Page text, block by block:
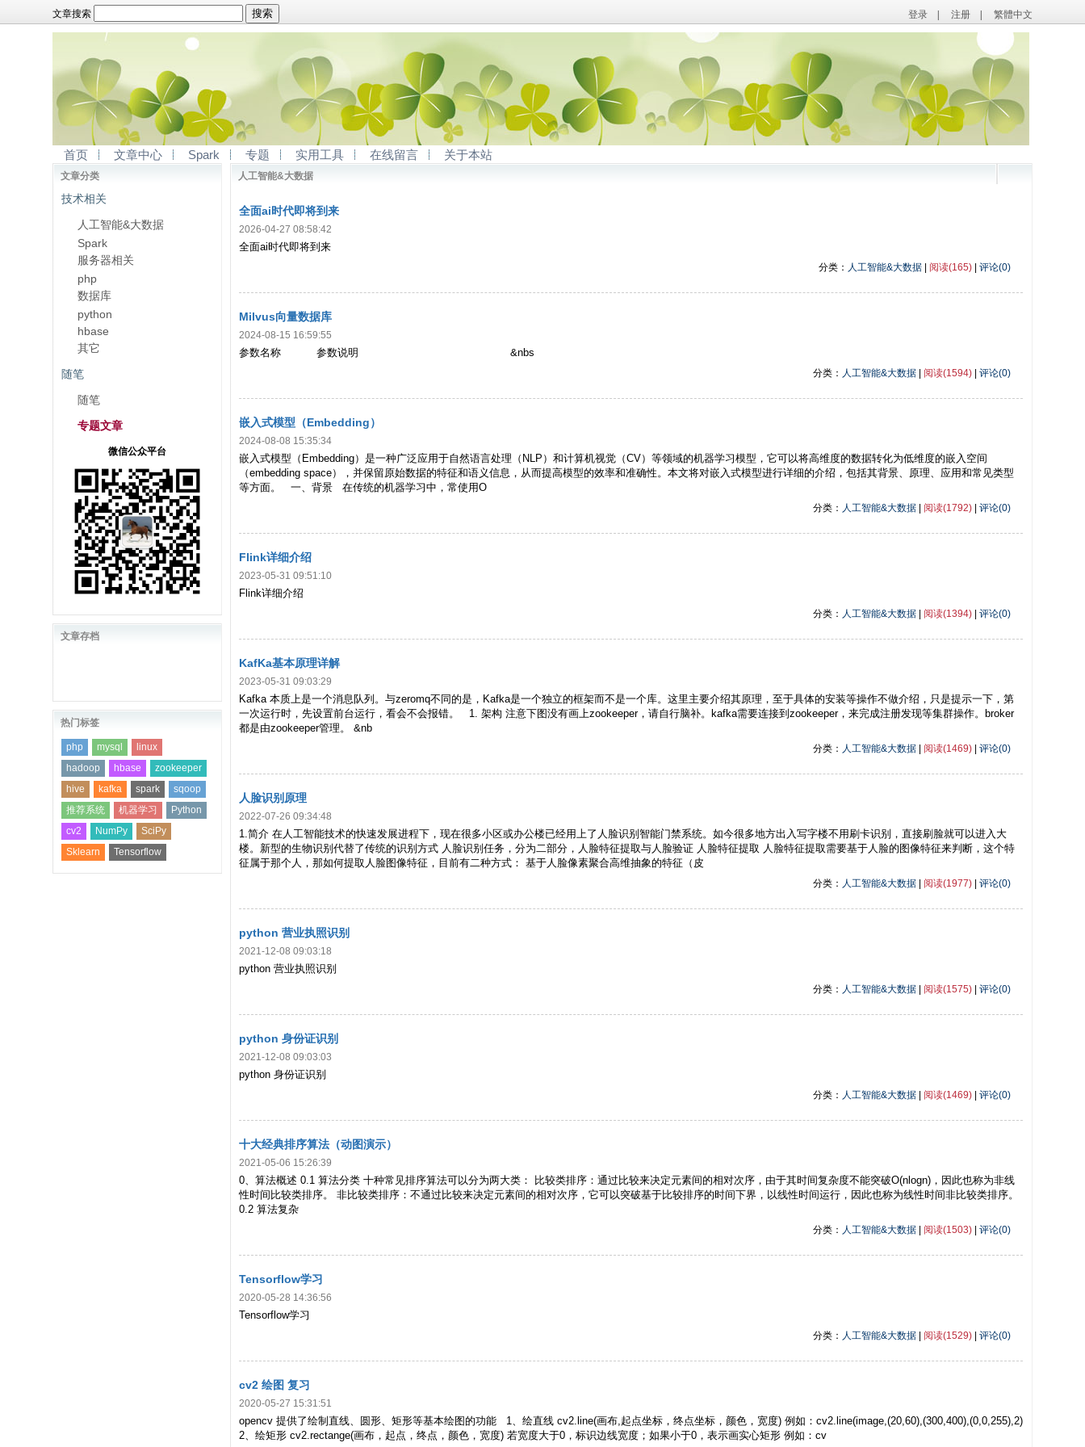
文章搜索 登录 注册 繁體中文
首页 文章中心 Spark 专题 实用工具 在线留言 关于本站
文章分类
技术相关
人工智能&大数据
Spark
服务器相关
php
数据库
python
hbase
其它
随笔
随笔
专题文章
微信公众平台
文章存档
热门标签
php mysql
linux
hadoop
hbase
zookeeper
hive
kafka spark
sqoop
推荐系统
机器学习
Python
cv2
NumPy
SciPy
Sklearn
Tensorflow
人工智能&大数据
全面ai时代即将到来
2026-04-27 08:58:42
全面ai时代即将到来
分类： 人工智能&大数据 阅读(165) 评论(0)
Milvus向量数据库
2024-08-15 16:59:55
参数名称 参数说明 &nbs
分类： 人工智能&大数据 阅读(1594) 评论(0)
嵌入式模型（Embedding）
2024-08-08 15:35:34
嵌入式模型（Embedding）是一种广泛应用于自然语言处理（NLP）和计算机视觉（CV）等领域的机器学习模型，它可以将高维度的数据转化为低维度的嵌入空间
（embedding space），并保留原始数据的特征和语义信息，从而提高模型的效率和准确性。本文将对嵌入式模型进行详细的介绍，包括其背景、原理、应用和常见类型
等方面。 一、背景 在传统的机器学习中，常使用O
分类： 人工智能&大数据 阅读(1792) 评论(0)
Flink详细介绍
2023-05-31 09:51:10
Flink详细介绍
分类： 人工智能&大数据 阅读(1394) 评论(0)
KafKa基本原理详解
2023-05-31 09:03:29
Kafka 本质上是⼀个消息队列。与zeromq不同的是，Kafka是一个独立的框架而不是一个库。这里主要介绍其原理，至于具体的安装等操作不做介绍，只是提示一下，第
一次运行时，先设置前台运行，看会不会报错。 1. 架构 注意下图没有画上zookeeper，请自行脑补。kafka需要连接到zookeeper，来完成注册发现等集群操作。broker
都是由zookeeper管理。 &nb
分类： 人工智能&大数据 阅读(1469) 评论(0)
人脸识别原理
2022-07-26 09:34:48
1.简介 在人工智能技术的快速发展进程下，现在很多小区或办公楼已经用上了人脸识别智能门禁系统。如今很多地方出入写字楼不用刷卡识别，直接刷脸就可以进入大
楼。新型的生物识别代替了传统的识别方式 人脸识别任务，分为二部分，人脸特征提取与人脸验证 人脸特征提取 人脸特征提取需要基于人脸的图像特征来判断，这个特
征属于那个人，那如何提取人脸图像特征，目前有二种方式： 基于人脸像素聚合高维抽象的特征（皮
分类： 人工智能&大数据 阅读(1977) 评论(0)
python 营业执照识别
2021-12-08 09:03:18
python 营业执照识别
分类： 人工智能&大数据 阅读(1575) 评论(0)
python 身份证识别
2021-12-08 09:03:03
python 身份证识别
分类： 人工智能&大数据 阅读(1469) 评论(0)
十大经典排序算法（动图演示）
2021-05-06 15:26:39
0、算法概述 0.1 算法分类 十种常见排序算法可以分为两大类： 比较类排序：通过比较来决定元素间的相对次序，由于其时间复杂度不能突破O(nlogn)，因此也称为非线
性时间比较类排序。 非比较类排序：不通过比较来决定元素间的相对次序，它可以突破基于比较排序的时间下界，以线性时间运行，因此也称为线性时间非比较类排序。
0.2 算法复杂
分类： 人工智能&大数据 阅读(1503) 评论(0)
Tensorflow学习
2020-05-28 14:36:56
Tensorflow学习
分类： 人工智能&大数据 阅读(1529) 评论(0)
cv2 绘图 复习
2020-05-27 15:31:51
opencv 提供了绘制直线、圆形、矩形等基本绘图的功能 1、绘直线 cv2.line(画布,起点坐标，终点坐标，颜色，宽度) 例如：cv2.line(image,(20,60),(300,400),(0,0,255),2)
2、绘矩形 cv2.rectange(画布，起点，终点，颜色，宽度) 若宽度大于0，标识边线宽度；如果小于0，表示画实心矩形 例如：cv